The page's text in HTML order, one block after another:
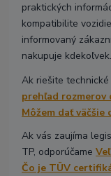
praktických
kompatibilite
informovaný
nakupuje kdekoľvek.
Ak riešite
prehľad rozmerov
Môžem dať väčšie
Ak vás zaujíma
TP, odporúčame
Čo je TÜV